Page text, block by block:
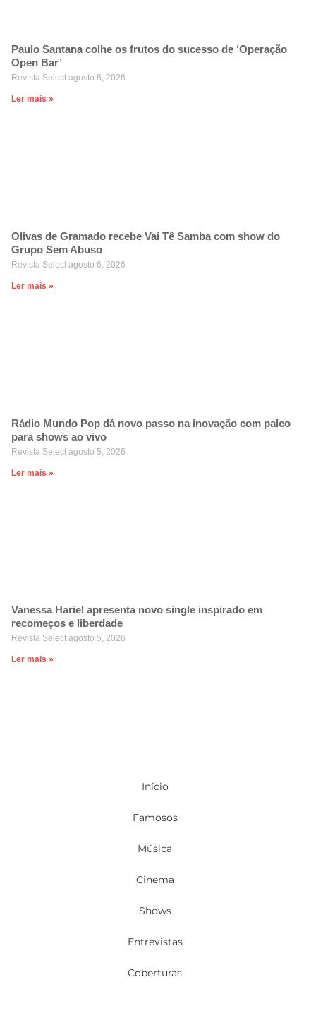
Paulo Santana colhe os frutos do sucesso de ‘Operação
Open Bar’
Revista Select agosto 6, 2026
Ler mais »
Olivas de Gramado recebe Vai Tê Samba com show do
Grupo Sem Abuso
Revista Select agosto 6, 2026
Ler mais »
Rádio Mundo Pop dá novo passo na inovação com palco
para shows ao vivo
Revista Select agosto 5, 2026
Ler mais »
Vanessa Hariel apresenta novo single inspirado em
recomeços e liberdade
Revista Select agosto 5, 2026
Ler mais »
Início
Famosos
Música
Cinema
Shows
Entrevistas
Coberturas